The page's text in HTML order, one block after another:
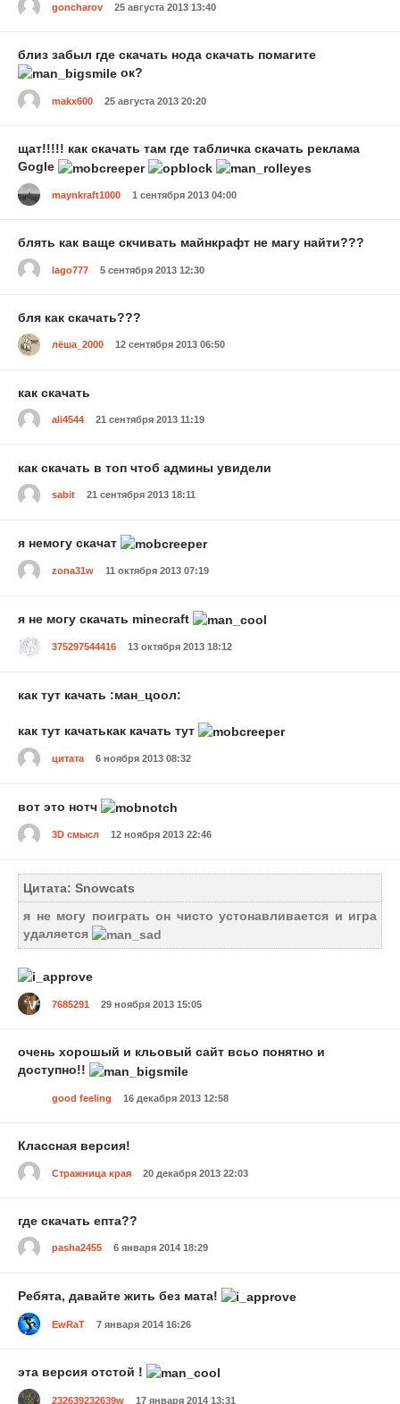
goncharov 25 августа 2013 13:40
близ забыл где скачать нода скачать помагите
ок?
makx600 25 августа 2013 20:20
щат!!!!! как скачать там где табличка скачать реклама
Gogle
maynkraft1000 1 сентября 2013 04:00
блять как ваще скчивать майнкрафт не магу найти???
lago777 5 сентября 2013 12:30
бля как скачать???
лёша_2000 12 сентября 2013 06:50
как скачать
ali4544 21 сентября 2013 11:19
как скачать в топ чтоб админы увидели
sabit 21 сентября 2013 18:11
я немогу скачат
zona31w 11 октября 2013 07:19
я не могу скачать minecraft
375297544416 13 октября 2013 18:12
как тут качать :ман_цоол:
как тут качатькак качать тут
цитата 6 ноября 2013 08:32
вот это нотч
3D смысл 12 ноября 2013 22:46
Цитата: Snowcats
я не могу поиграть он чисто устонавливается и игра
удаляется
7685291 29 ноября 2013 15:05
очень хорошый и кльовый сайт всьо понятно и
доступно!!
good feeling 16 декабря 2013 12:58
Классная версия!
Стражница края 20 декабря 2013 22:03
где скачать епта??
pasha2455 6 января 2014 18:29
Ребята, давайте жить без мата!
EwRaT 7 января 2014 16:26
эта версия отстой !
232639232639w 17 января 2014 13:31